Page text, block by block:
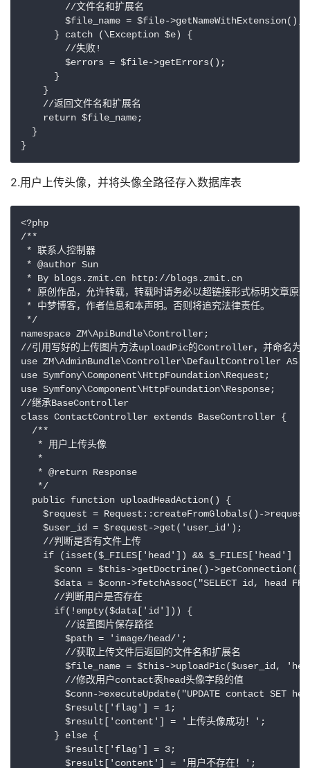
        //文件名和扩展名
        $file_name = $file->getNameWithExtension();
      } catch (\Exception $e) {
        //失败!
        $errors = $file->getErrors();
      }
    }
    //返回文件名和扩展名
    return $file_name;
  }
2.用户上传头像，并将头像全路径存入数据库表
<?php
/**
* 联系人控制器
* @author Sun
* By blogs.zmit.cn http://blogs.zmit.cn
* 原创作品，允许转载，转载时请务必以超链接形式标明文
* 中梦博客，作者信息和本声明。否则将追究法律责任。
*/
namespace ZM\ApiBundle\Controller;
//引用写好的上传图片方法uploadPic的Controller，并命名
use ZM\AdminBundle\Controller\DefaultController AS
use Symfony\Component\HttpFoundation\Request;
use Symfony\Component\HttpFoundation\Response;
//继承BaseController
class ContactController extends BaseController {
  /**
   * 用户上传头像
   *
   * @return Response
   */
  public function uploadHeadAction() {
$request = Request::createFromGlobals()-
    $user_id = $request->get('user_id');
    //判断是否有文件上传
if (isset($_FILES['head']) && $_FILES['head']
      $conn = $this->getDoctrine()->getConnection();
$data = $conn->fetchAssoc("SELECT id, head
      //判断用户是否存在
      if(!empty($data['id'])) {
        //设置图片保存路径
        $path = 'image/head/';
        //获取上传文件后返回的文件名和扩展名
$file_name = $this->uploadPic($user_id,
        //修改用户contact表head头像字段的值
$conn->executeUpdate("UPDATE contact SET
        $result['flag'] = 1;
        $result['content'] = '上传头像成功！';
      } else {
        $result['flag'] = 3;
        $result['content'] = '用户不存在！';